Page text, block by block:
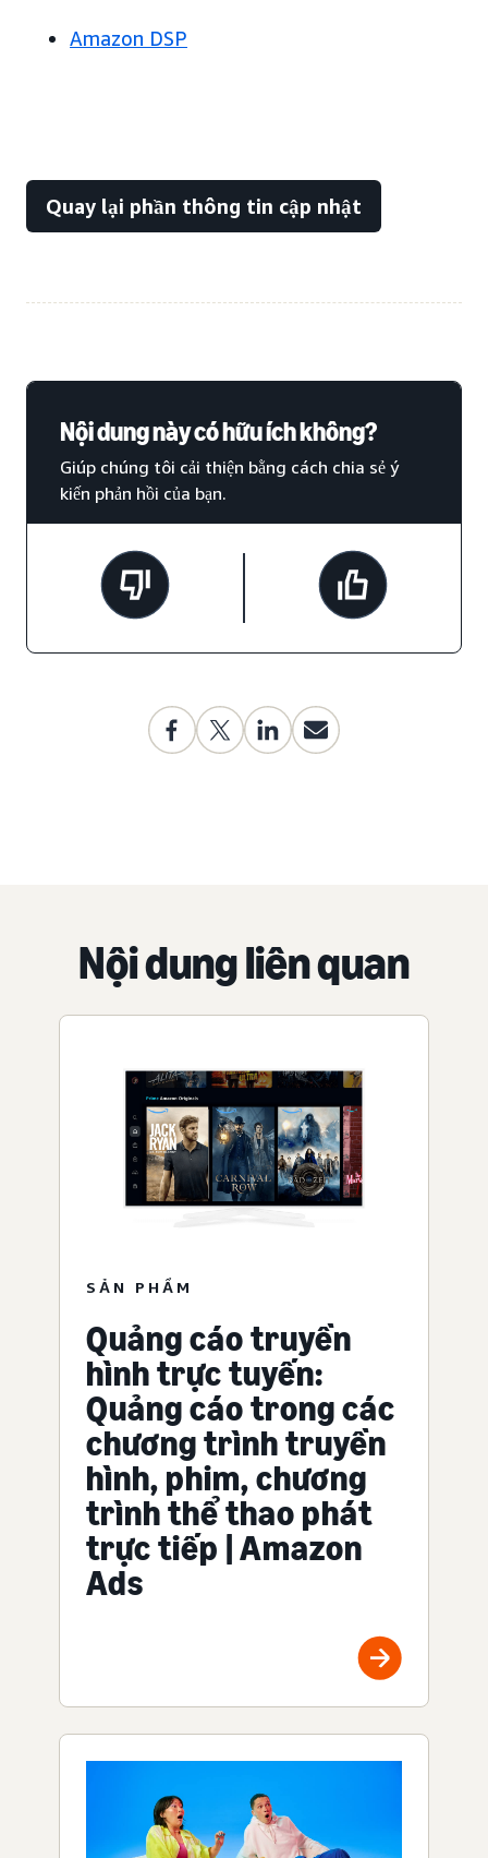
Amazon DSP
Quay lại phần thông tin cập nhật
Nội dung này có hữu ích không?
Giúp chúng tôi cải thiện bằng cách chia sẻ ý
kiến phản hồi của bạn.
Nội dung liên quan
SẢN PHẨM
Quảng cáo truyền
hình trực tuyến:
Quảng cáo trong các
chương trình truyền
hình, phim, chương
trình thể thao phát
trực tiếp | Amazon
Ads